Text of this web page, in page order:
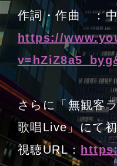
作詞・作曲 ：
https://
さらに「無観客
歌唱Live」にて
視聴URL：